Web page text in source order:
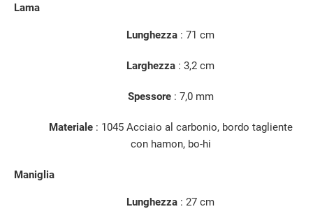
Lama
Lunghezza : 71 cm
Larghezza : 3,2 cm
Spessore : 7,0 mm
Materiale : 1045 Acciaio al carbonio, bordo tagliente
con hamon, bo-hi
Maniglia
Lunghezza : 27 cm